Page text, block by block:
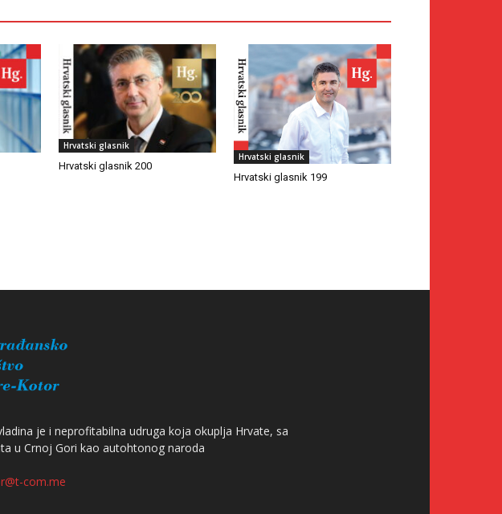
Hrvatski glasnik
Hrvatski glasnik 200
Hrvatski glasnik
Hrvatski glasnik 199
je i neprofitabilna udruga koja okuplja Hrvate, sa
u Crnoj Gori kao autohtonog naroda
com.me